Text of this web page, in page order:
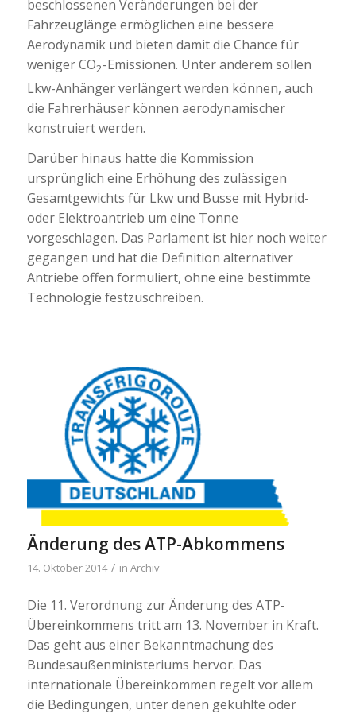
beschlossenen Veränderungen bei der
Fahrzeuglänge ermöglichen eine bessere
Aerodynamik und bieten damit die Chance für
weniger CO2-Emissionen. Unter anderem sollen
Lkw-Anhänger verlängert werden können, auch
die Fahrerhäuser können aerodynamischer
konstruiert werden.
Darüber hinaus hatte die Kommission
ursprünglich eine Erhöhung des zulässigen
Gesamtgewichts für Lkw und Busse mit Hybrid-
oder Elektroantrieb um eine Tonne
vorgeschlagen. Das Parlament ist hier noch weiter
gegangen und hat die Definition alternativer
Antriebe offen formuliert, ohne eine bestimmte
Technologie festzuschreiben.
Änderung des ATP-Abkommens
14. Oktober 2014 / in Archiv
Die 11. Verordnung zur Änderung des ATP-
Übereinkommens tritt am 13. November in Kraft.
Das geht aus einer Bekanntmachung des
Bundesaußenministeriums hervor. Das
internationale Übereinkommen regelt vor allem
die Bedingungen, unter denen gekühlte oder